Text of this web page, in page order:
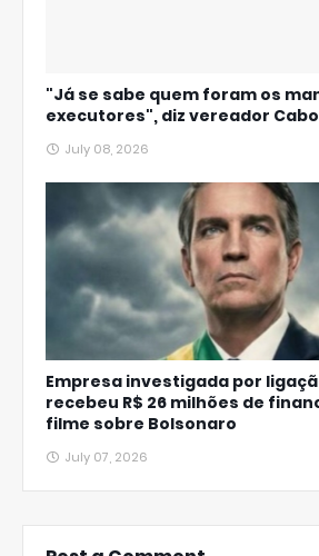
"Já se sabe quem foram os
executores", diz vereador
July 08, 2026
Empresa investigada por
recebeu R$ 26 milhões de
filme sobre Bolsonaro
July 07, 2026